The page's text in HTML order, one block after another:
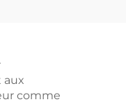
aux
comme